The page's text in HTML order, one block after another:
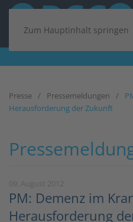
Zum Hauptinhalt springen
Presse Pressemeldungen
Herausforderung der Zukunft
PM: Demenz im
Herausforderung